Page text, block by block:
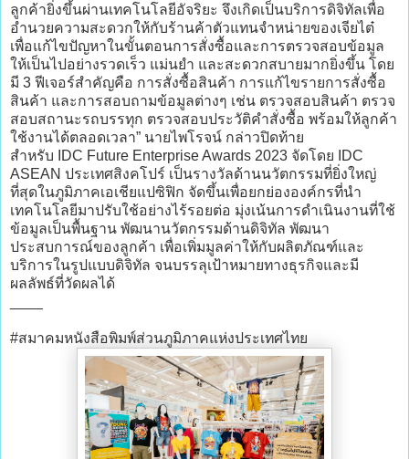
ลูกค้ายิ่งขึ้นผ่านเทคโนโลยีอัจริยะ จึงเกิดเป็นบริการดิจิทัลเพื่อ
อำนวยความสะดวกให้กับร้านค้าตัวแทนจำหน่ายของเจียไต๋
เพื่อแก้ไขปัญหาในขั้นตอนการสั่งซื้อและการตรวจสอบข้อมูล
ให้เป็นไปอย่างรวดเร็ว แม่นยำ และสะดวกสบายมากยิ่งขึ้น โดย
มี 3 ฟีเจอร์สำคัญคือ การสั่งซื้อสินค้า การแก้ไขรายการสั่งซื้อ
สินค้า และการสอบถามข้อมูลต่างๆ เช่น ตรวจสอบสินค้า ตรวจ
สอบสถานะรถบรรทุก ตรวจสอบประวัติคำสั่งซื้อ พร้อมให้ลูกค้า
ใช้งานได้ตลอดเวลา” นายไพโรจน์ กล่าวปิดท้าย
สำหรับ IDC Future Enterprise Awards 2023 จัดโดย IDC
ASEAN ประเทศสิงคโปร์ เป็นรางวัลด้านนวัตกรรมที่ยิ่งใหญ่
ที่สุดในภูมิภาคเอเชียแปซิฟิก จัดขึ้นเพื่อยกย่ององค์กรที่นำ
เทคโนโลยีมาปรับใช้อย่างไร้รอยต่อ มุ่งเน้นการดำเนินงานที่ใช้
ข้อมูลเป็นพื้นฐาน พัฒนานวัตกรรมด้านดิจิทัล พัฒนา
ประสบการณ์ของลูกค้า เพื่อเพิ่มมูลค่าให้กับผลิตภัณฑ์และ
บริการในรูปแบบดิจิทัล จนบรรลุเป้าหมายทางธุรกิจและมี
ผลลัพธ์ที่วัดผลได้
#สมาคมหนังสือพิมพ์ส่วนภูมิภาคแห่งประเทศไทย